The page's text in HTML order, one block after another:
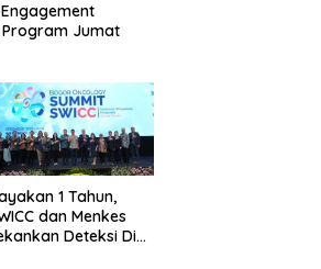
Jumat
1 Tahun,
dan Menkes
Deteksi Dini